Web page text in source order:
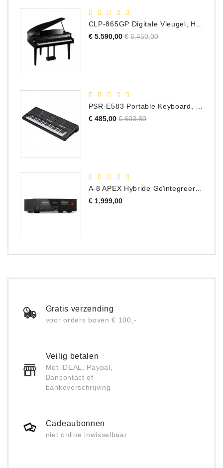
CLP-865GP Digitale Vleugel, Hoogglans Zwart, DEMO Model
€ 5.590,00 Normale
€ 6.450,00Prijs
€ 485,00 Normale
€ 603,80Prijs
€ 1.999,00Prijs
Gratis verzending
voor orders boven € 100,-
Veilig betalen
Met iDEAL, Paypal,
Bancontact of
bankoverschrijving
Cadeaubonnen
niet online inwisselbaar